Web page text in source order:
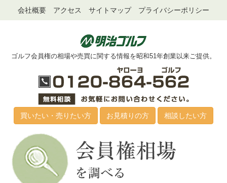
会社概要 アクセス サイトマップ プライバシーポリシー
ゴルフ会員権の相場や売買に関する情報を昭和51年創業以来ご提供。
買いたい・売りたい方 お見積りの方 相談したい方